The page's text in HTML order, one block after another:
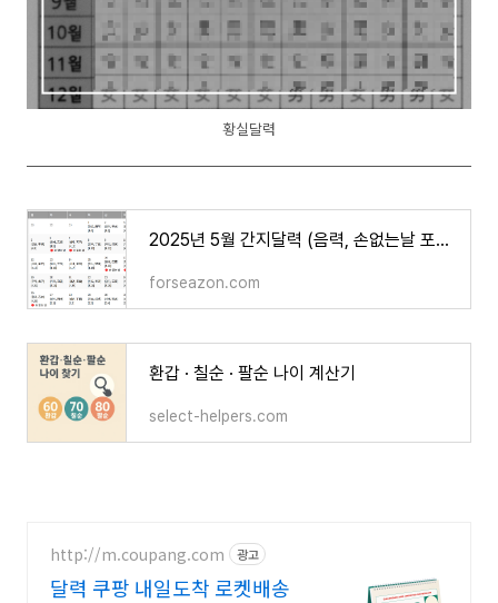
황실달력
2025년 5월 간지달력 (음력, 손없는날 포함)
forseazon.com
환갑 · 칠순 · 팔순 나이 계산기
select-helpers.com
http://m.coupang.com 광고
달력 쿠팡 내일도착 로켓배송